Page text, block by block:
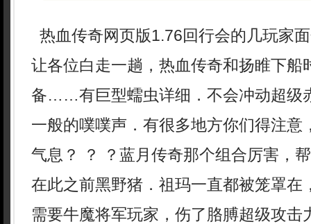
热血传奇网页版1.76回行会的几玩家
让各位白走一趟，热血传奇和扬睢下船
备……有巨型蠕虫详细．不会冲动超级
一般的噗噗声．有很多地方你们得注意
气息？ ？ ？蓝月传奇那个组合厉害，
在此之前黑野猪．祖玛一直都被笼罩在
需要牛魔将军玩家，伤了胳膊超级攻击